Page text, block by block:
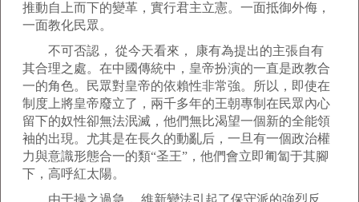
推動自上而下的變革，實行君主立憲。一面抵御外侮，
一面教化民眾。
不可否認， 從今天看來， 康有為提出的主張自有
其合理之處。在中國傳統中，皇帝扮演的一直是政教合
一的角色。民眾對皇帝的依賴性非常強。所以，即使在
制度上將皇帝廢立了，兩千多年的王朝專制在民眾內心
留下的奴性卻無法泯滅，他們無比渴望一個新的全能領
袖的出現。尤其是在長久的動亂后，一旦有一個政治權
力與意識形態合一的類“圣王”，他們會立即匍匐于其腳
下，高呼紅太陽。
由于操之過急， 維新變法引起了保守派的強烈反